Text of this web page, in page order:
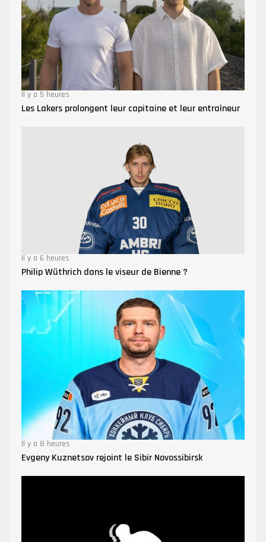
Il y a 5 heures
Les Lakers prolongent leur capitaine et leur entraîneur
Il y a 6 heures
Philip Wüthrich dans le viseur de Bienne ?
Il y a 8 heures
Evgeny Kuznetsov rejoint le Sibir Novossibirsk